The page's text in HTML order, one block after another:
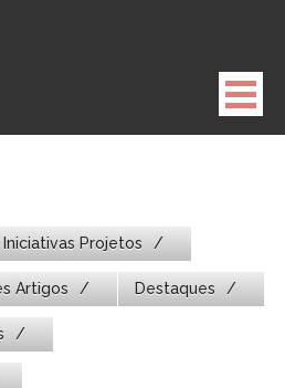
Projetos
Artigos Destaques